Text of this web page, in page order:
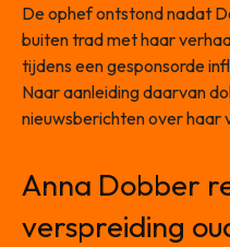
De ophef ontstond nadat
buiten trad met haar
tijdens een gesponsorde
Naar aanleiding daarvan
nieuwsberichten over haar
Anna Dobber
verspreiding